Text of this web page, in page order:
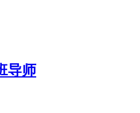
导师